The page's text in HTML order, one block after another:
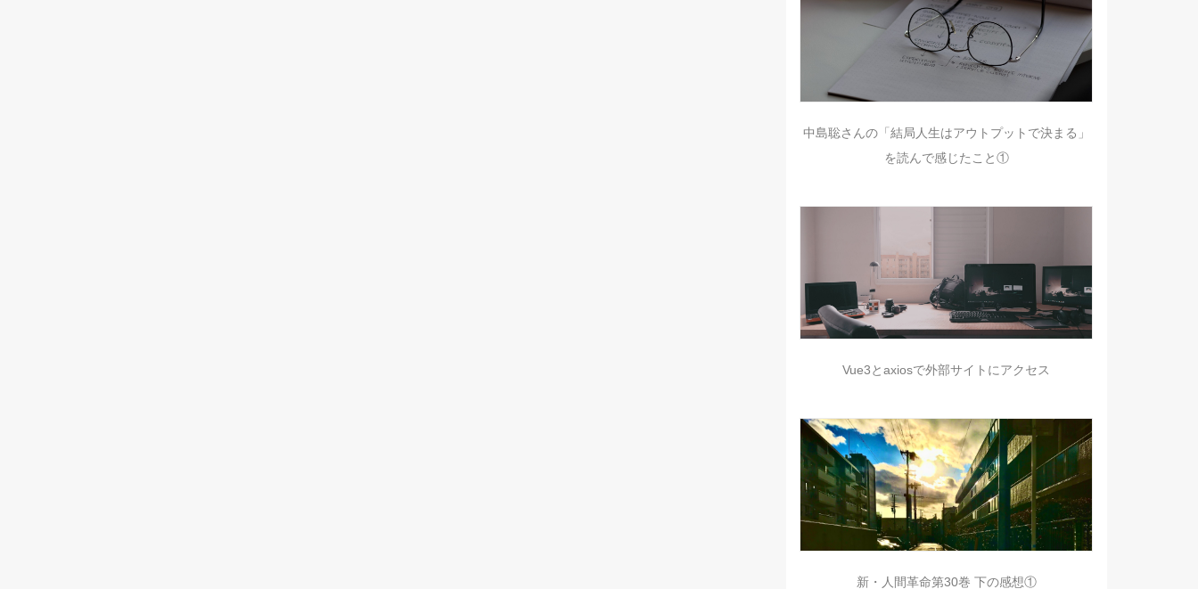
中島聡さんの「結局人生はアウトプットで決まる」
を読んで感じたこと①
Vue3とaxiosで外部サイトにアクセス
新・人間革命第30巻 下の感想①